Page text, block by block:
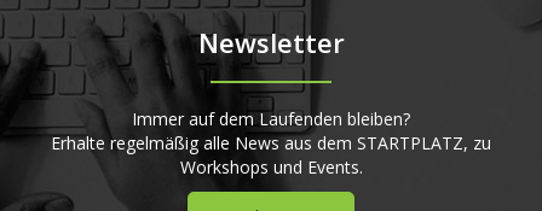
Newsletter
Immer auf dem Laufenden bleiben?
Erhalte regelmäßig alle News aus dem STARTPLATZ, zu
Workshops und Events.